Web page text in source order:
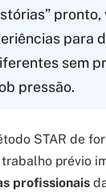
para
sem
pressão.
STAR de
prévio
profissionais